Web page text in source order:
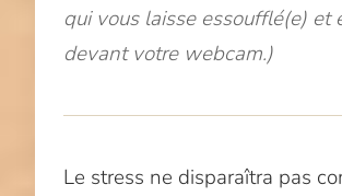
qui vous laisse essoufflé(e) et
devant votre webcam.)
Le stress ne disparaîtra pas